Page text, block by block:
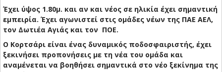
Έχει ύψος 1.80μ. και αν και νέος σε ηλικία έχει σημαντική
εμπειρία. Έχει αγωνιστεί στις ομάδες νέων της ΠΑΕ ΑΕΛ,
τον Δωτιέα Αγιάς και τον ΠΟΕ.
Ο Κορτσάρι είναι ένας δυναμικός ποδοσφαιριστής, έχει
ξεκινήσει προπονήσεις με τη νέα του ομάδα και
αναμένεται να βοηθήσει σημαντικά στο νέο ξεκίνημα της